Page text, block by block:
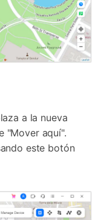
a la nueva
"Mover aquí".
este botón